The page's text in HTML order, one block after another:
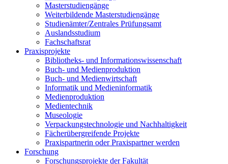
Masterstudiengänge
Weiterbildende Masterstudiengänge
Studienämter/Zentrales Prüfungsamt
Auslandsstudium
Fachschaftsrat
Praxisprojekte
Bibliotheks- und Informationswissenschaft
Buch- und Medienproduktion
Buch- und Medienwirtschaft
Informatik und Medieninformatik
Medienproduktion
Medientechnik
Museologie
Verpackungstechnologie und Nachhaltigkeit
Fächerübergreifende Projekte
Praxispartnerin oder Praxispartner werden
Forschung
Forschungsprojekte der Fakultät